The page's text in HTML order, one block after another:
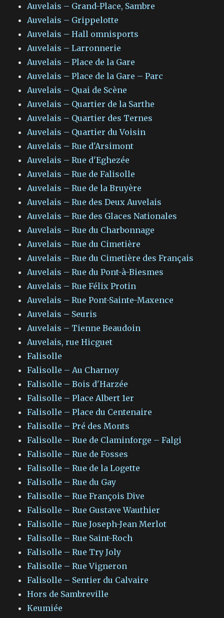
Auvelais – Grand-Place, Sambre
Auvelais – Grippelotte
Auvelais – Hall omnisports
Auvelais – Larronnerie
Auvelais – Place de la Gare
Auvelais – Place de la Gare – Parc
Auvelais – Quai de Scène
Auvelais – Quartier de la Sarthe
Auvelais – Quartier des Ternes
Auvelais – Quartier du Voisin
Auvelais – Rue d'Arsimont
Auvelais – Rue d'Eghezée
Auvelais – Rue de Falisolle
Auvelais – Rue de la Bruyère
Auvelais – Rue des Deux Auvelais
Auvelais – Rue des Glaces Nationales
Auvelais – Rue du Charbonnage
Auvelais – Rue du Cimetière
Auvelais – Rue du Cimetière des Français
Auvelais – Rue du Pont-à-Biesmes
Auvelais – Rue Félix Protin
Auvelais – Rue Pont-Sainte-Maxence
Auvelais – Seuris
Auvelais – Tienne Beaudoin
Auvelais, rue Hicguet
Falisolle
Falisolle – Au Charnoy
Falisolle – Bois d'Harzée
Falisolle – Place Albert 1er
Falisolle – Place du Centenaire
Falisolle – Pré des Monts
Falisolle – Rue de Claminforge – Falgi
Falisolle – Rue de Fosses
Falisolle – Rue de la Logette
Falisolle – Rue du Gay
Falisolle – Rue François Dive
Falisolle – Rue Gustave Wauthier
Falisolle – Rue Joseph-Jean Merlot
Falisolle – Rue Saint-Roch
Falisolle – Rue Try Joly
Falisolle – Rue Vigneron
Falisolle – Sentier du Calvaire
Hors de Sambreville
Keumiée